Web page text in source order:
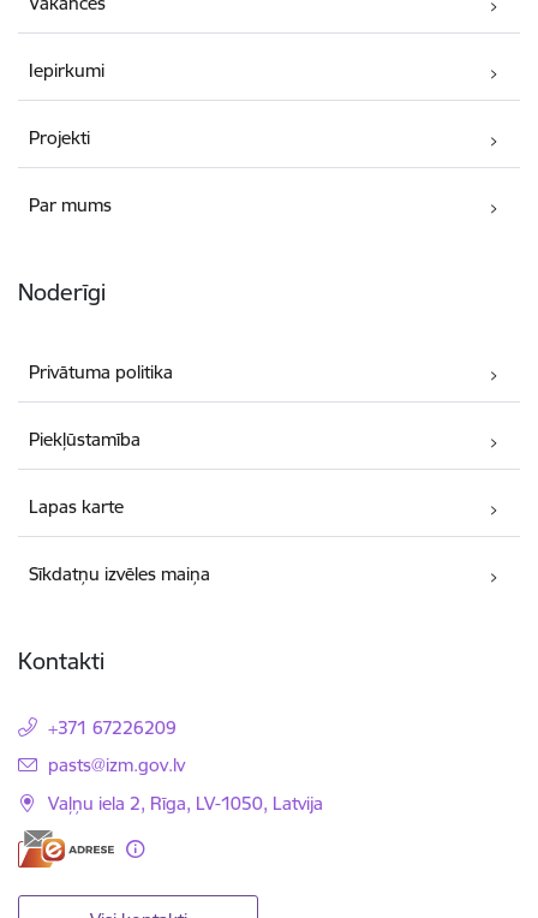
Iepirkumi
Projekti
Par mums
Noderīgi
Privātuma politika
Piekļūstamība
Lapas karte
Sīkdatņu izvēles maiņa
Kontakti
+371 67226209
E-pasts:
pasts@izm.gov.lv
Vaļņu iela 2, Rīga, LV-1050, Latvija